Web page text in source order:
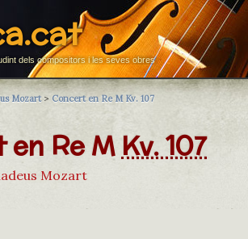
dels compositors i les seves obres
Mozart> Concert en Re M Kv. 107
Re M Kv. 107
Mozart